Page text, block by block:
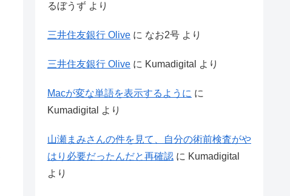
るぼうず より
三井住友銀行 Olive に なお2号 より
三井住友銀行 Olive に Kumadigital より
Macが変な単語を表示するように に
Kumadigital
より
山瀬まみさんの件を見て、自分の術前検査がや
はり必要だったんだと再確認 に Kumadigital
より